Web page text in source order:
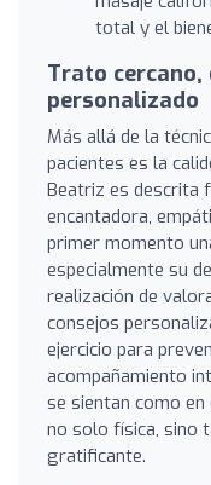
total y el
Trato
personalizado
Más allá de la
pacientes es la
Beatriz es descrita
encantadora,
primer momento
especialmente su
realización de
consejos
ejercicio para
acompañamiento
se sientan como en
no solo física, sino
gratificante.